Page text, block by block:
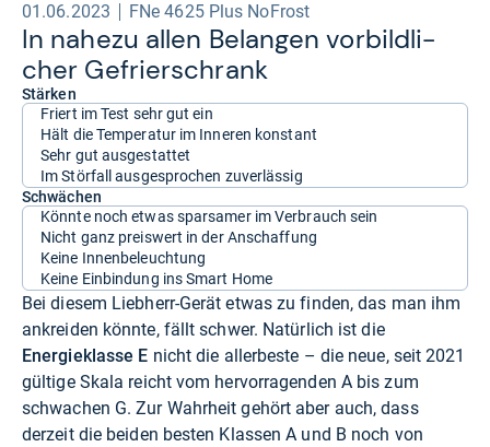
01.06.2023 FNe 4625 Plus NoFrost
In nahezu allen Belan­gen vor­bild­li­
cher Gefrier­schrank
Stärken
Friert im Test sehr gut ein
Hält die Temperatur im Inneren konstant
Sehr gut ausgestattet
Im Störfall ausgesprochen zuverlässig
Schwächen
Könnte noch etwas sparsamer im Verbrauch sein
Nicht ganz preiswert in der Anschaffung
Keine Innenbeleuchtung
Keine Einbindung ins Smart Home
Bei diesem Liebherr-Gerät etwas zu finden, das man ihm
ankreiden könnte, fällt schwer. Natürlich ist die
Energieklasse E nicht die allerbeste – die neue, seit 2021
gültige Skala reicht vom hervorragenden A bis zum
schwachen G. Zur Wahrheit gehört aber auch, dass
derzeit die beiden besten Klassen A und B noch von